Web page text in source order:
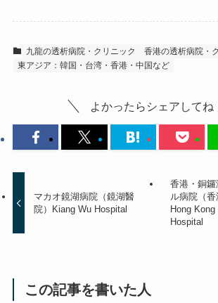
九龍の透析病院・クリニック
香港の透析病院・
東アジア：韓国・台湾・香港・中国など
よかったらシェアしてね
マカオ鏡湖病院（鏡湖醫
院）Kiang Wu Hospital
香港・銅
ル病院（香
Hong
Hospital
この記事を書いた人